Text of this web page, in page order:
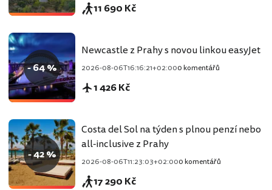
11 690 Kč
- 64 %
Newcastle z Prahy s novou linkou easyJet
2026-08-06T16:16:21+02:000 komentářů
1 426 Kč
- 42 %
Costa del Sol na týden s plnou penzí nebo
all-inclusive z Prahy
2026-08-06T11:23:03+02:000 komentářů
17 290 Kč